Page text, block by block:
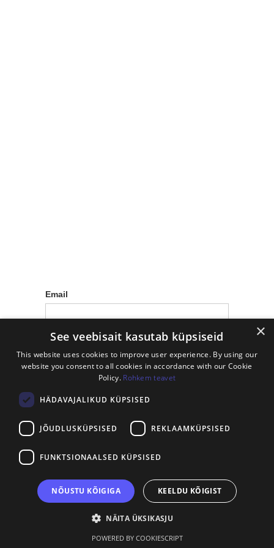
Email
×
See veebisait kasutab küpsiseid
This website uses cookies to improve user experience. By using our
website you consent to all cookies in accordance with our Cookie
Policy. Rohkem teavet
HÄDAVAJALIKUD KÜPSISED
JÕUDLUSKÜPSISED REKLAAMKÜPSISED
FUNKTSIONAALSED KÜPSISED
NÕUSTU KÕIGIGA KEELDU KÕIGIST
NÄITA ÜKSIKASJU
POWERED BY COOKIESCRIPT